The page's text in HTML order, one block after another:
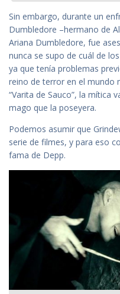
Sin embargo, durante un
Dumbledore –hermano de
Ariana Dumbledore, fue
nunca se supo de cuál de
ya que tenía problemas
reino de terror en el mundo
“Varita de Sauco”, la mítica
mago que la poseyera.
Podemos asumir que
serie de filmes, y para eso
fama de Depp.